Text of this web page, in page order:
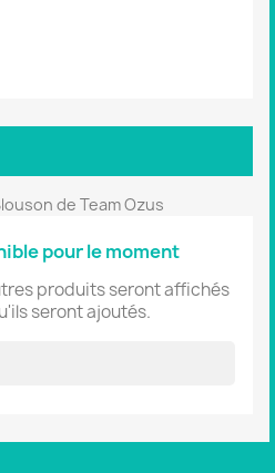
de Team Ozus
pour le moment
produits seront affichés
seront ajoutés.